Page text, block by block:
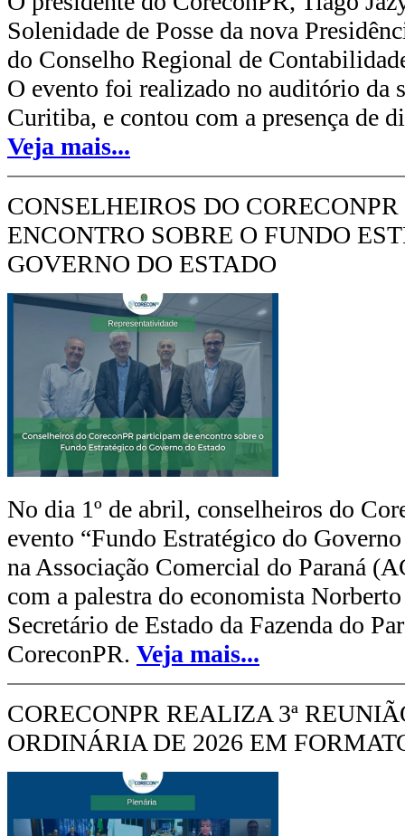
Solenidade de Posse da nova
do Conselho Regional de
O evento foi realizado no auditório da
Curitiba, e contou com a presença de
Veja mais...
CONSELHEIROS DO
ENCONTRO SOBRE O FUNDO
GOVERNO DO ESTADO
No dia 1º de abril, conselheiros do
evento “Fundo Estratégico do
na Associação Comercial do Paraná
com a palestra do economista
Secretário de Estado da Fazenda do
CoreconPR. Veja mais...
CORECONPR REALIZA 3ª
ORDINÁRIA DE 2026 EM